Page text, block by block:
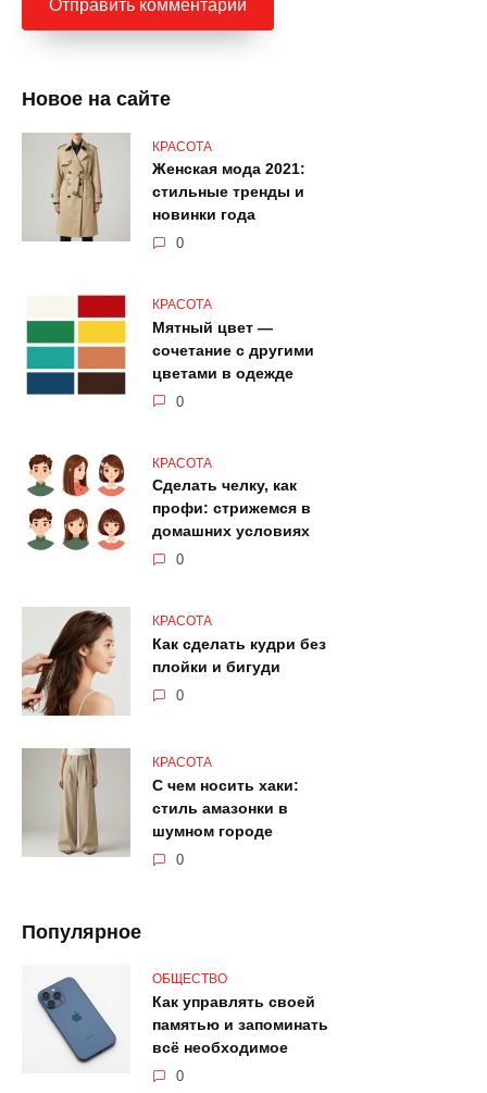
Новое на сайте
КРАСОТА
Женская мода 2021:
стильные тренды и
новинки года
0
КРАСОТА
Мятный цвет —
сочетание с другими
цветами в одежде
0
КРАСОТА
Сделать челку, как
профи: стрижемся в
домашних условиях
0
КРАСОТА
Как сделать кудри без
плойки и бигуди
0
КРАСОТА
С чем носить хаки:
стиль амазонки в
шумном городе
0
Популярное
ОБЩЕСТВО
Как управлять своей
памятью и запоминать
всё необходимое
0